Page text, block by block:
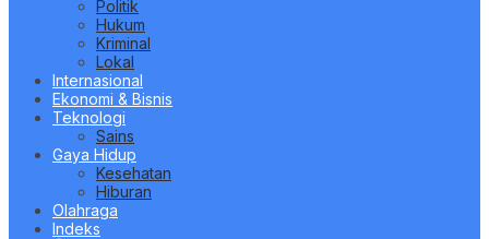
Politik
Hukum
Kriminal
Lokal
Internasional
Ekonomi & Bisnis
Teknologi
Sains
Gaya Hidup
Kesehatan
Hiburan
Olahraga
Indeks